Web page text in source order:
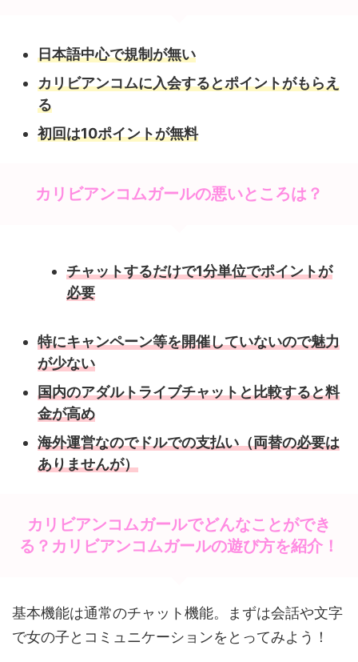
日本語中心で規制が無い
カリビアンコムに入会するとポイントがもらえ
る
初回は10ポイントが無料
カリビアンコムガールの悪いところは？
チャットするだけで1分単位でポイントが
必要
特にキャンペーン等を開催していないので魅力
が少ない
国内のアダルトライブチャットと比較すると料
金が高め
海外運営なのでドルでの支払い（両替の必要は
ありませんが）
カリビアンコムガールでどんなことができ
る？カリビアンコムガールの遊び方を紹介！
基本機能は通常のチャット機能。まずは会話や文字
で女の子とコミュニケーションをとってみよう！